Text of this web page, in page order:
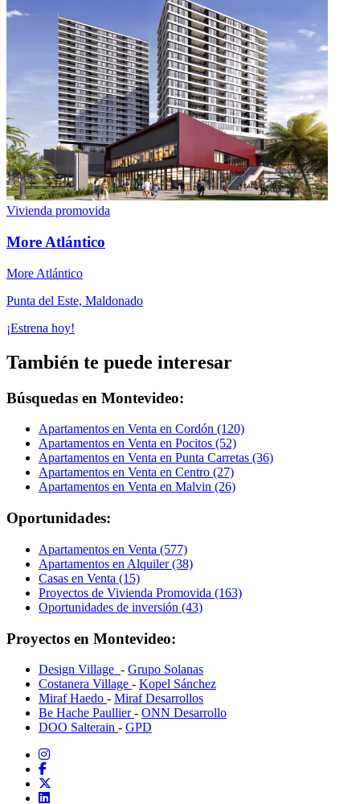
Vivienda promovida
More Atlántico
More Atlántico
Punta del Este, Maldonado
¡Estrena hoy!
También te puede interesar
Búsquedas en Montevideo:
Apartamentos en Venta en Cordón (120)
Apartamentos en Venta en Pocitos (52)
Apartamentos en Venta en Punta Carretas (36)
Apartamentos en Venta en Centro (27)
Apartamentos en Venta en Malvin (26)
Oportunidades:
Apartamentos en Venta (577)
Apartamentos en Alquiler (38)
Casas en Venta (15)
Proyectos de Vivienda Promovida (163)
Oportunidades de inversión (43)
Proyectos en Montevideo:
Design Village - Grupo Solanas
Costanera Village - Kopel Sánchez
Miraf Haedo - Miraf Desarrollos
Be Hache Paullier- ONN Desarrollo
DOO Salterain - GPD